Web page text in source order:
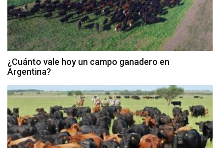
¿Cuánto vale hoy un campo ganadero en
Argentina?